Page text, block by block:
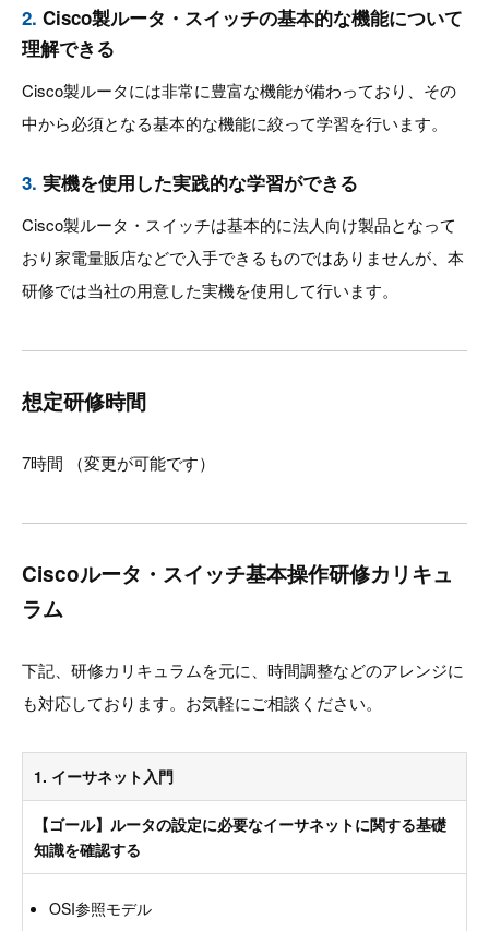
2. Cisco製ルータ・スイッチの基本的な機能について
理解できる
Cisco製ルータには非常に豊富な機能が備わっており、その
中から必須となる基本的な機能に絞って学習を行います。
3. 実機を使用した実践的な学習ができる
Cisco製ルータ・スイッチは基本的に法人向け製品となって
おり家電量販店などで入手できるものではありませんが、本
研修では当社の用意した実機を使用して行います。
想定研修時間
7時間 （変更が可能です）
Ciscoルータ・スイッチ基本操作研修カリキュ
ラム
下記、研修カリキュラムを元に、時間調整などのアレンジに
も対応しております。お気軽にご相談ください。
1. イーサネット入門
【ゴール】ルータの設定に必要なイーサネットに関する基礎
知識を確認する
OSI参照モデル